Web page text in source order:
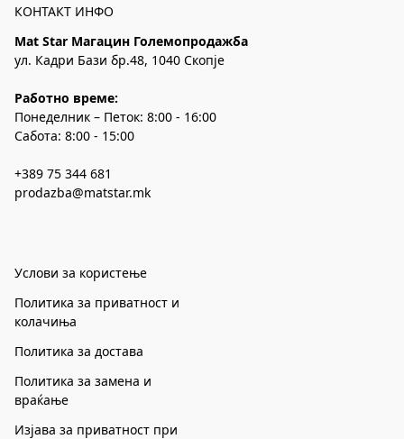
КОНТАКТ ИНФО
Mat Star Магацин Големопродажба
ул. Кадри Бази бр.48, 1040 Скопје
Работно време:
Понеделник – Петок: 8:00 - 16:00
Сабота: 8:00 - 15:00
+389 75 344 681
prodazba@matstar.mk
Услови за користење
Политика за приватност и
колачиња
Политика за достава
Политика за замена и
враќање
Изјава за приватност при